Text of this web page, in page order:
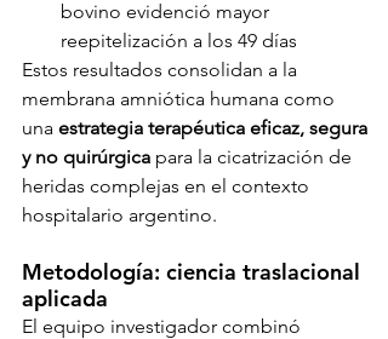
bovino evidenció mayor
reepitelización a los 49 días
Estos resultados consolidan a la
membrana amniótica humana como
una estrategia terapéutica eficaz, segura
y no quirúrgica para la cicatrización de
heridas complejas en el contexto
hospitalario argentino.
Metodología: ciencia traslacional
aplicada
El equipo investigador combinó